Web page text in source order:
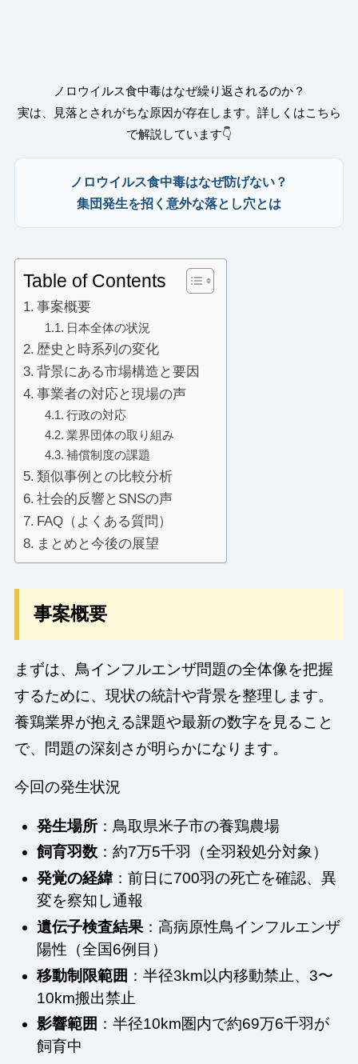
ノロウイルス食中毒はなぜ繰り返されるのか？
実は、見落とされがちな原因が存在します。詳しくはこちら
で解説しています👇
ノロウイルス食中毒はなぜ防げない？
集団発生を招く意外な落とし穴とは
Table of Contents
事案概要
日本全体の状況
歴史と時系列の変化
背景にある市場構造と要因
事業者の対応と現場の声
行政の対応
業界団体の取り組み
補償制度の課題
類似事例との比較分析
社会的反響とSNSの声
FAQ（よくある質問）
まとめと今後の展望
事案概要
まずは、鳥インフルエンザ問題の全体像を把握
するために、現状の統計や背景を整理します。
養鶏業界が抱える課題や最新の数字を見ること
で、問題の深刻さが明らかになります。
今回の発生状況
発生場所 ：鳥取県米子市の養鶏農場
飼育羽数 ：約7万5千羽（全羽殺処分対象）
発覚の経緯：前日に700羽の死亡を確認、異
変を察知し通報
遺伝子検査結果 ：高病原性鳥インフルエンザ
陽性（全国6例目）
移動制限範囲 ：半径3km以内移動禁止、3〜
10km搬出禁止
影響範囲 ：半径10km圏内で約69万6千羽が
飼育中